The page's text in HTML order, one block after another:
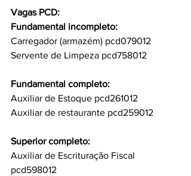
Vagas PCD:
Fundamental incompleto:
Carregador (armazém) pcd079012
Servente de Limpeza pcd758012
Fundamental completo:
Auxiliar de Estoque pcd261012
Auxiliar de restaurante pcd259012
Superior completo:
Auxiliar de Escrituração Fiscal
pcd598012